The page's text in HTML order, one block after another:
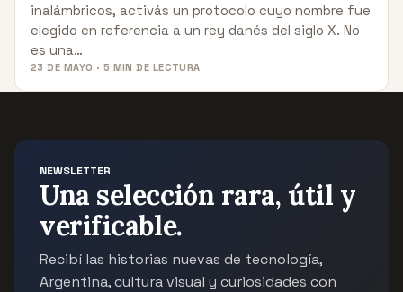
inalámbricos, activás un protocolo cuyo nombre fue
elegido en referencia a un rey danés del siglo X. No
es una…
23 DE MAYO · 5 MIN DE LECTURA
NEWSLETTER
Una selección rara, útil y
verificable.
Recibí las historias nuevas de tecnología,
Argentina, cultura visual y curiosidades con